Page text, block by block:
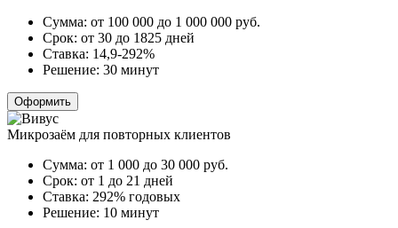
Сумма: от 100 000 до 1 000 000 руб.
Срок: от 30 до 1825 дней
Ставка: 14,9-292%
Решение: 30 минут
Оформить
Микрозаём для повторных клиентов
Сумма: от 1 000 до 30 000 руб.
Срок: от 1 до 21 дней
Ставка: 292% годовых
Решение: 10 минут